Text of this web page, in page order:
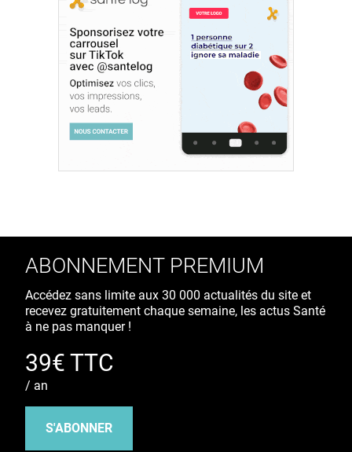
ABONNEMENT PREMIUM
Accédez sans limite aux 30 000 actualités du site et
recevez gratuitement chaque semaine, les actus Santé
à ne pas manquer !
39€ TTC
/ an
S'ABONNER